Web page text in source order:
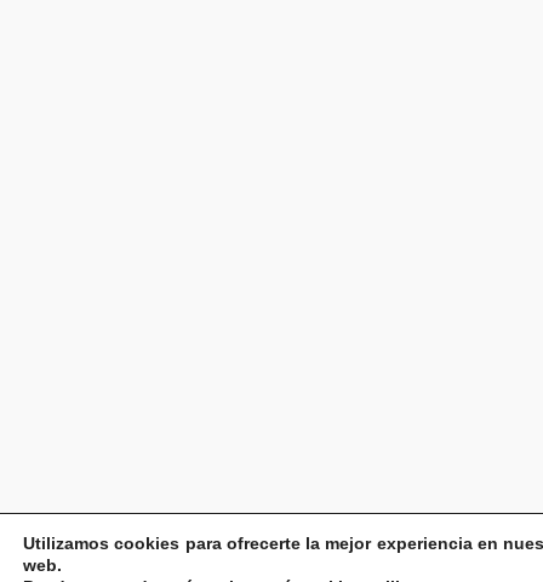
Utilizamos cookies para ofrecerte la mejor experiencia en
web.